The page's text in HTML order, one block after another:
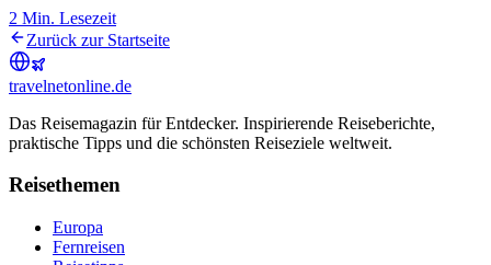
2 Min. Lesezeit
Zurück zur Startseite
travelnetonline.de
Das Reisemagazin für Entdecker. Inspirierende Reiseberichte,
praktische Tipps und die schönsten Reiseziele weltweit.
Reisethemen
Europa
Fernreisen